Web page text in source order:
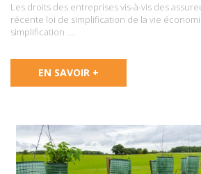
Les droits des entreprises vis-à-vis des
récente loi de simplification de la vie
simplification ….
EN SAVOIR +